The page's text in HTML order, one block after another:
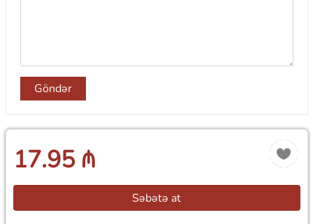
Göndər
17.95 ₼
Səbətə at